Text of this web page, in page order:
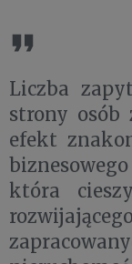
Liczba
strony osób
efekt
która